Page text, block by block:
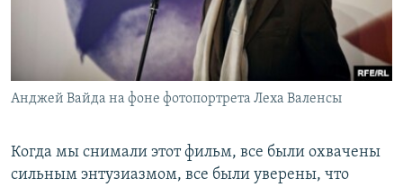
Анджей Вайда на фоне фотопортрета Леха Валенсы
Когда мы снимали этот фильм, все были охвачены
сильным энтузиазмом, все были уверены, что